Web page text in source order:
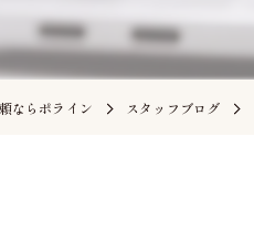
ならポライン スタッフブログ